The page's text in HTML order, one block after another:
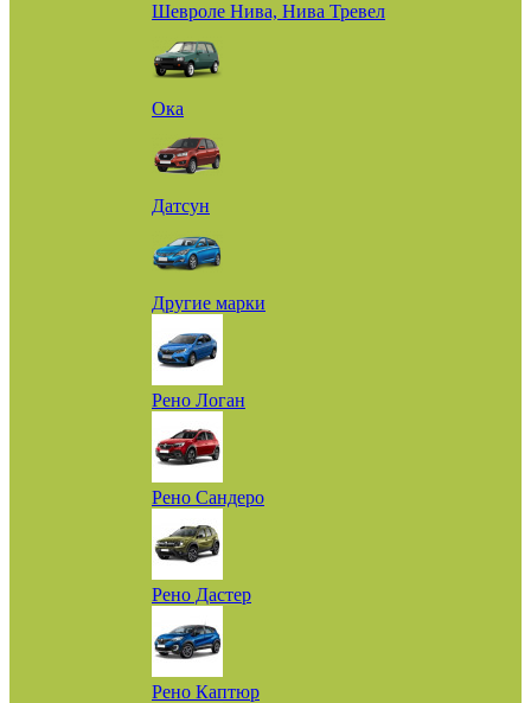
Шевроле Нива, Нива Тревел
Ока
Датсун
Другие марки
Рено Логан
Рено Сандеро
Рено Дастер
Рено Каптюр